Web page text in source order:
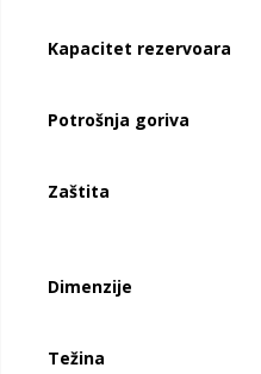
Kapacitet rezervoara
Potrošnja goriva
Zaštita
Dimenzije
Težina